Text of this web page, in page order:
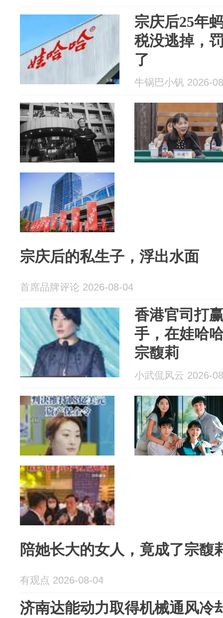
宗庆后25年
税没逃掉，
了
牛锅巴小钒 2026-
宗庆后的私生子，浮出水面
首席品牌评论 2026-08-04
香港官司打
手，在娃哈
宗馥莉
小武侃风云 2026-
陪她长大的女人，竟成了宗馥
有观点 2026-08-04
济南达能动力取得机械通风冷